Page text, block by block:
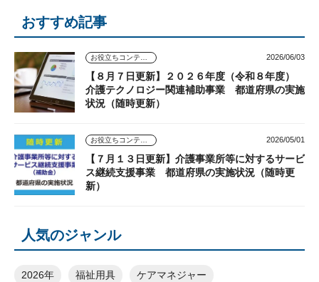
おすすめ記事
お役立ちコンテンツ 2026/06/03
【８月７日更新】２０２６年度（令和８年度）
介護テクノロジー関連補助事業 都道府県の実施
状況（随時更新）
お役立ちコンテンツ 2026/05/01
【７月１３日更新】介護事業所等に対するサービ
ス継続支援事業 都道府県の実施状況（随時更
新）
人気のジャンル
2026年 福祉用具 ケアマネジャー